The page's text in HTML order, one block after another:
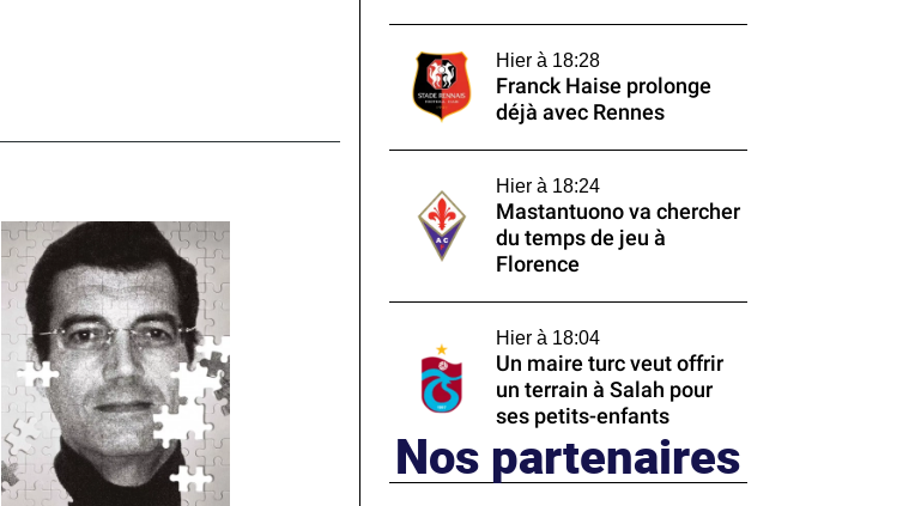
Hier à 18:28
Franck Haise prolonge
déjà avec Rennes
Hier à 18:24
Mastantuono va chercher
du temps de jeu à
Florence
Hier à 18:04
Un maire turc veut offrir
un terrain à Salah pour
ses petits-enfants
Nos partenaires